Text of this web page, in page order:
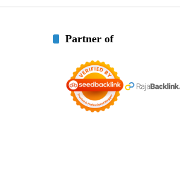
Partner of